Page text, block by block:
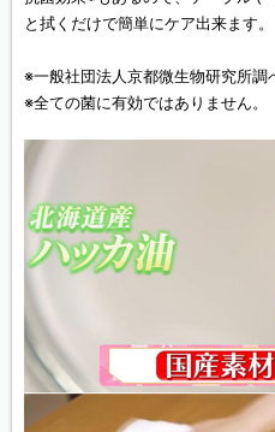
と拭くだけで簡単にケア出来ます。
※一般社団法人京都微生物研究所調
※全ての菌に有効ではありません。